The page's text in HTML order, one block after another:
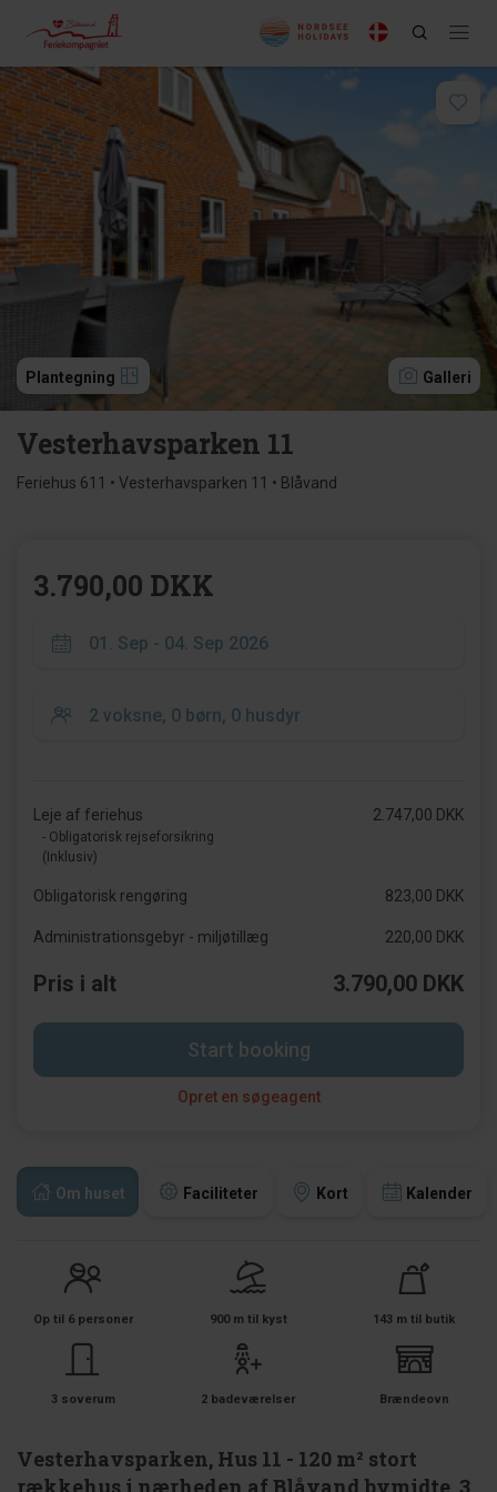
Plantegning Galleri
Vesterhavsparken 11
Feriehus 611 • Vesterhavsparken 11 • Blåvand
Om huset Faciliteter Kort Kalender
Op til 6 personer 900 m til kyst 143 m til butik
3 soverum 2 badeværelser Brændeovn
Vesterhavsparken, Hus 11 - 120 m² stort
rækkehus i nærheden af Blåvand bymidte, 3
3.790,00 DKK
Leje af feriehus
- Obligatorisk rejseforsikring
(Inklusiv)
2.747,00 DKK
Obligatorisk rengøring 823,00 DKK
Administrationsgebyr - miljøtillæg 220,00 DKK
Pris i alt 3.790,00 DKK
Start booking
Opret en søgeagent